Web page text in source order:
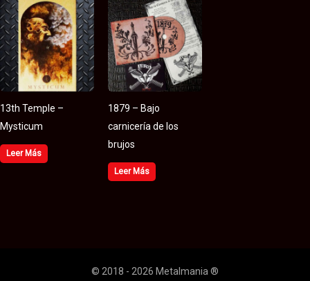
13th Temple –
Mysticum
Leer Más
1879 – Bajo
carnicería de los
brujos
Leer Más
© 2018 - 2026 Metalmania ®